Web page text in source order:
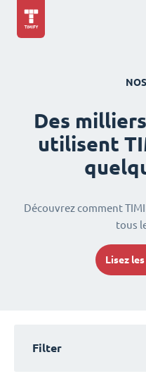
Des
utilisent
Découvrez comment
tous
Lisez
Filter